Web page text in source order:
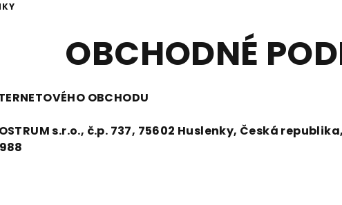
OBCHODNÉ
OBCHODU
s.r.o., č.p. 737, 75602 Huslenky, Česká